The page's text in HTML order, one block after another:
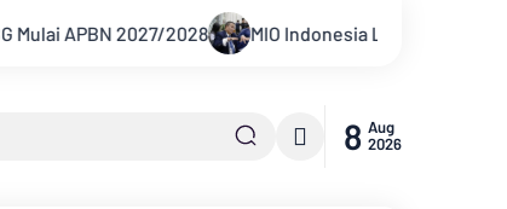
MIO Indonesia Laporkan Hotman Paris ke Polda Metro Jaya
8 Aug
2026